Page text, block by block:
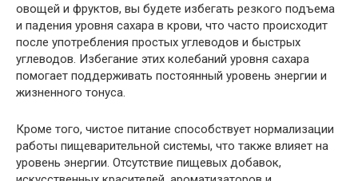
овощей и фруктов, вы будете избегать резкого подъема
и падения уровня сахара в крови, что часто происходит
после употребления простых углеводов и быстрых
углеводов. Избегание этих колебаний уровня сахара
помогает поддерживать постоянный уровень энергии и
жизненного тонуса.
Кроме того, чистое питание способствует нормализации
работы пищеварительной системы, что также влияет на
уровень энергии. Отсутствие пищевых добавок,